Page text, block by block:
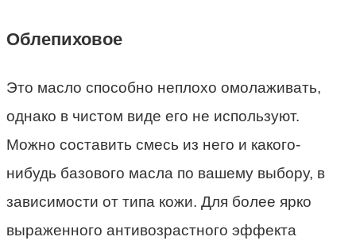
Облепиховое
Это масло способно неплохо омолаживать,
однако в чистом виде его не используют.
Можно составить смесь из него и какого-
нибудь базового масла по вашему выбору, в
зависимости от типа кожи. Для более ярко
выраженного антивозрастного эффекта